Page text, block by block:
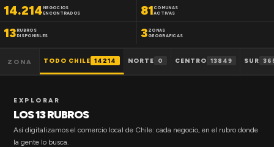
14.214NEGOCIOS
ENCONTRADOS
81 COMUNAS
ACTIVAS
13RUBROS
DISPONIBLES
3 ZONAS
GEOGRAFICAS
ZONA TODO CHILE 14214 NORTE 0 CENTRO 13849 SUR
EXPLORAR
LOS 13 RUBROS
Así digitalizamos el comercio local de Chile: cada negocio, en el rubro donde
la gente lo busca.